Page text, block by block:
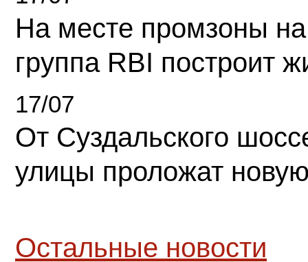
На месте промзоны
группа RBI построит
17/07
От Суздальского
улицы проложат
Остальные новости